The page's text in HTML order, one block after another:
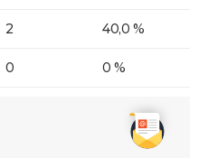
2 40,0 %
0 0 %